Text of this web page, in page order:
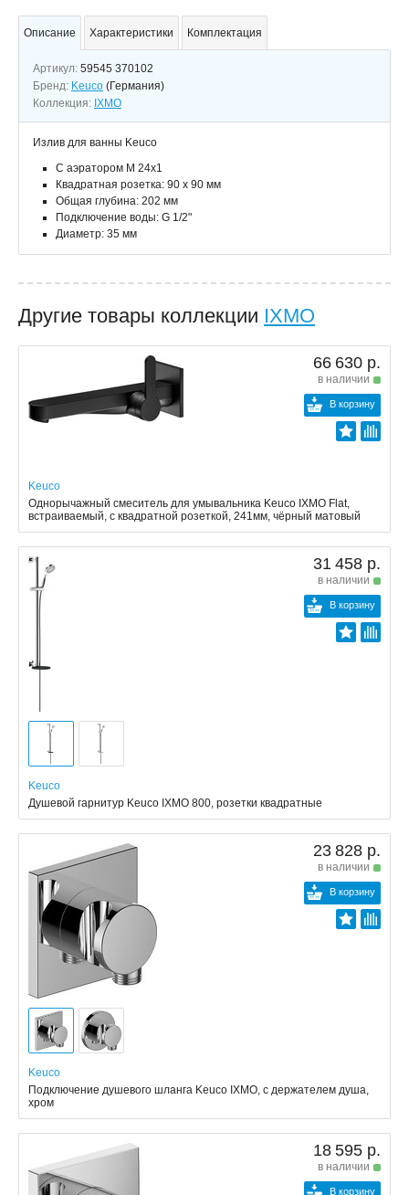
Описание Характеристики Комплектация
Артикул: 59545 370102
Бренд: Keuco (Германия)
Коллекция: IXMO
Излив для ванны Keuco
С аэратором M 24x1
Квадратная розетка: 90 х 90 мм
Общая глубина: 202 мм
Подключение воды: G 1/2"
Диаметр: 35 мм
Другие товары коллекции IXMO
66 630 р.
в наличии
В корзину
Keuco
Однорычажный смеситель для умывальника Keuco IXMO Flat,
встраиваемый, с квадратной розеткой, 241мм, чёрный матовый
31 458 р.
в наличии
В корзину
Keuco
Душевой гарнитур Keuco IXMO 800, розетки квадратные
23 828 р.
в наличии
В корзину
Keuco
Подключение душевого шланга Keuco IXMO, с держателем душа,
хром
18 595 р.
в наличии
В корзину